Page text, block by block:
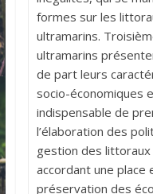
formes sur les
ultramarins.
ultramarins
de part leurs
socio-économiques
indispensable de
l’élaboration des
gestion des littoraux
accordant une
préservation des